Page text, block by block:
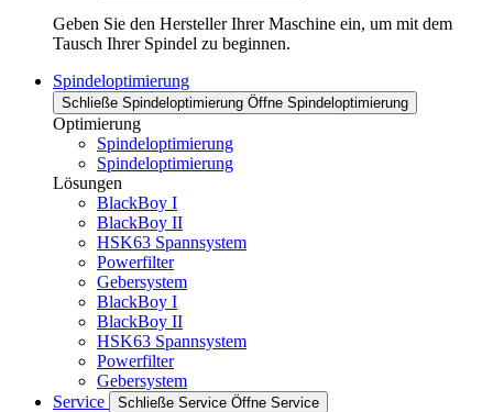
Geben Sie den Hersteller Ihrer Maschine ein, um mit dem
Tausch Ihrer Spindel zu beginnen.
Spindeloptimierung
Schließe Spindeloptimierung Öffne Spindeloptimierung
Optimierung
Spindeloptimierung
Spindeloptimierung
Lösungen
BlackBoy I
BlackBoy II
HSK63 Spannsystem
Powerfilter
Gebersystem
BlackBoy I
BlackBoy II
HSK63 Spannsystem
Powerfilter
Gebersystem
Service
Schließe Service Öffne Service